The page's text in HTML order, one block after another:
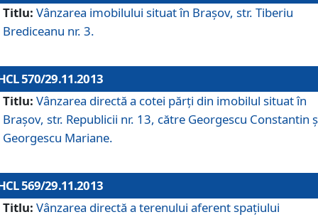
Titlu: Vânzarea imobilului situat în Braşov, str. Tiberiu
Brediceanu nr. 3.
570/29.11.2013
Titlu: Vânzarea directă a cotei părţi din imobilul situat în
Braşov, str. Republicii nr. 13, către Georgescu Constantin
Georgescu Mariane.
569/29.11.2013
Titlu: Vânzarea directă a terenului aferent spaţiului